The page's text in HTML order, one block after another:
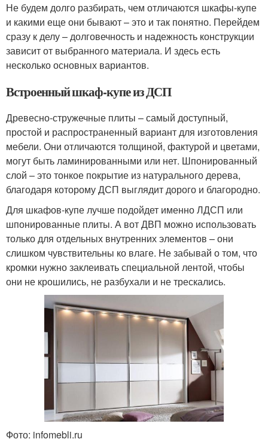
Не будем долго разбирать, чем отличаются шкафы-купе
и какими еще они бывают – это и так понятно. Перейдем
сразу к делу – долговечность и надежность конструкции
зависит от выбранного материала. И здесь есть
несколько основных вариантов.
Встроенный шкаф-купе из ДСП
Древесно-стружечные плиты – самый доступный,
простой и распространенный вариант для изготовления
мебели. Они отличаются толщиной, фактурой и цветами,
могут быть ламинированными или нет. Шпонированный
слой – это тонкое покрытие из натурального дерева,
благодаря которому ДСП выглядит дорого и благородно.
Для шкафов-купе лучше подойдет именно ЛДСП или
шпонированные плиты. А вот ДВП можно использовать
только для отдельных внутренних элементов – они
слишком чувствительны ко влаге. Не забывай о том, что
кромки нужно заклеивать специальной лентой, чтобы
они не крошились, не разбухали и не трескались.
Фото: infomebli.ru